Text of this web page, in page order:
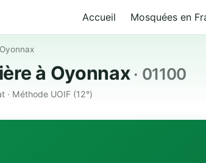
Accueil Mosquées en
Oyonnax
à Oyonnax· 01100
· Méthode UOIF (12°)